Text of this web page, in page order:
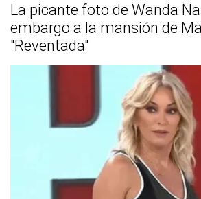
La picante foto de Wanda
embargo a la mansión de
"Reventada"